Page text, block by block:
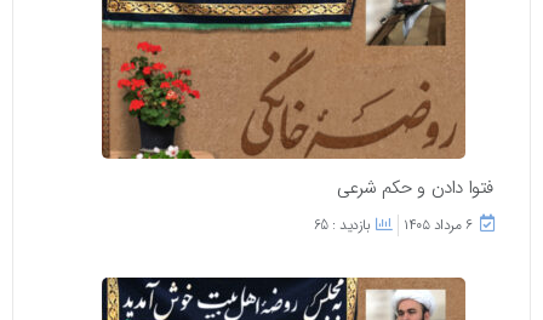
فتوا دادن و حکم شرعی
۶ مرداد ۱۴۰۵ بازدید : 65